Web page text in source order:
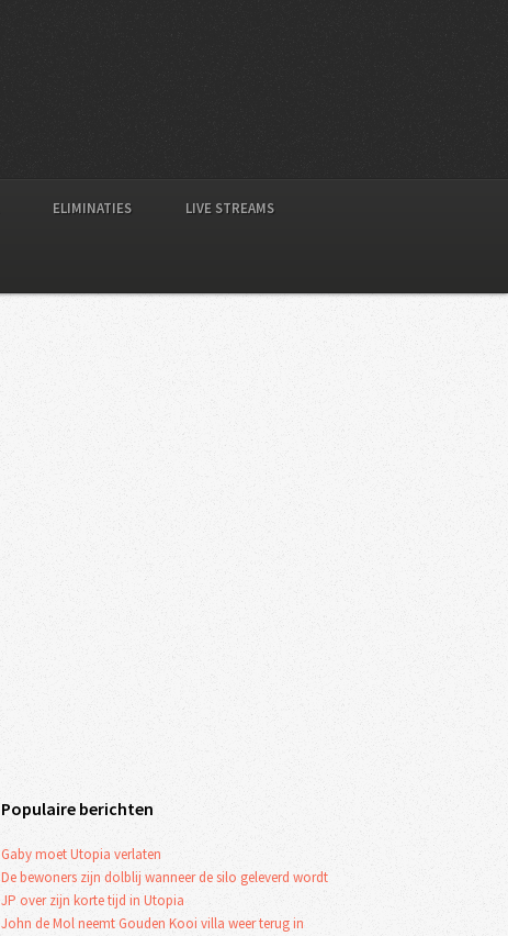
ELIMINATIES LIVE STREAMS
Populaire berichten
Gaby moet Utopia verlaten
De bewoners zijn dolblij wanneer de silo geleverd wordt
JP over zijn korte tijd in Utopia
John de Mol neemt Gouden Kooi villa weer terug in